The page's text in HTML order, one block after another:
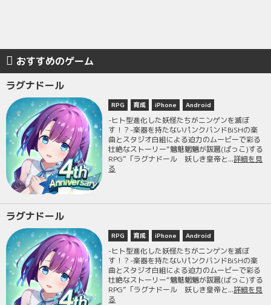
おすすめのゲーム
ラグナドール
RPG 育成 iPhone Android
-ヒト型進化した妖怪たちがニンゲンを滅ぼ
す！？-楽器を持たないパンクバンドBiSHの楽
曲とスタジオ白組による迫力のムービーで彩る
壮絶なストーリー“魑魅魍魎が跋扈(ばっこ)する
RPG”「ラグナドール 妖しき皇帝と...詳細を見
る
ラグナドール
RPG 育成 iPhone Android
-ヒト型進化した妖怪たちがニンゲンを滅ぼ
す！？-楽器を持たないパンクバンドBiSHの楽
曲とスタジオ白組による迫力のムービーで彩る
壮絶なストーリー“魑魅魍魎が跋扈(ばっこ)する
RPG”「ラグナドール 妖しき皇帝と...詳細を見
る